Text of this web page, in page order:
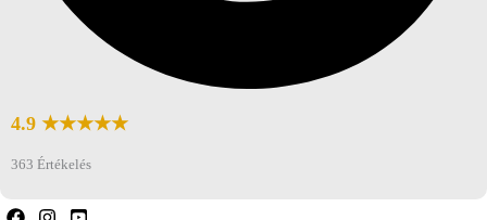
4.9 ★★★★★
363 Értékelés